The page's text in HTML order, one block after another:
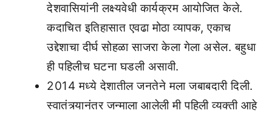
देशवासियांनी लक्ष्यवेधी कार्यक्रम आयोजित केले.
कदाचित इतिहासात एवढा मोठा व्यापक, एकाच
उद्देशाचा दीर्घ सोहळा साजरा केला गेला असेल. बहुधा
ही पहिलीच घटना घडली असावी.
2014 मध्ये देशातील जनतेने मला जबाबदारी दिली.
स्वातंत्र्यानंतर जन्माला आलेली मी पहिली व्यक्ती आहे